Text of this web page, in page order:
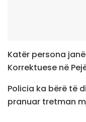
Katër persona
Korrektuese në
Policia ka bërë të
pranuar tretman